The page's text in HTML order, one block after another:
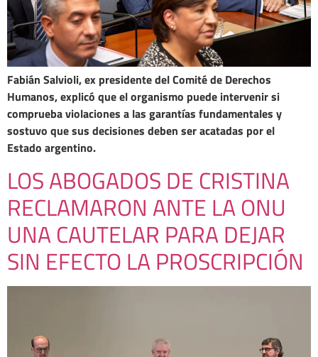
Fabián Salvioli, ex presidente del Comité de Derechos
Humanos, explicó que el organismo puede intervenir si
comprueba violaciones a las garantías fundamentales y
sostuvo que sus decisiones deben ser acatadas por el
Estado argentino.
LOS ABOGADOS DE CRISTINA
RECLAMARON ANTE LA ONU
UNA CAUTELAR PARA DEJAR
SIN EFECTO LA PROSCRIPCIÓN